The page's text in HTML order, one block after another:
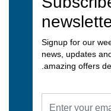
Signup for our
news, updates
amazing offers